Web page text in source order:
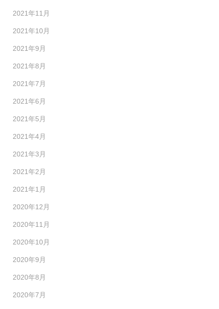
2021年11月
2021年10月
2021年9月
2021年8月
2021年7月
2021年6月
2021年5月
2021年4月
2021年3月
2021年2月
2021年1月
2020年12月
2020年11月
2020年10月
2020年9月
2020年8月
2020年7月